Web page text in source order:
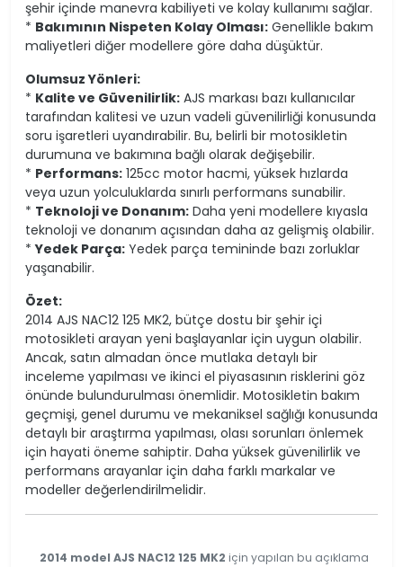
şehir içinde manevra kabiliyeti ve kolay kullanımı sağlar.
* Bakımının Nispeten Kolay Olması: Genellikle bakım
maliyetleri diğer modellere göre daha düşüktür.
Olumsuz Yönleri:
* Kalite ve Güvenilirlik: AJS markası bazı kullanıcılar
tarafından kalitesi ve uzun vadeli güvenilirliği konusunda
soru işaretleri uyandırabilir. Bu, belirli bir motosikletin
durumuna ve bakımına bağlı olarak değişebilir.
* Performans: 125cc motor hacmi, yüksek hızlarda
veya uzun yolculuklarda sınırlı performans sunabilir.
* Teknoloji ve Donanım: Daha yeni modellere kıyasla
teknoloji ve donanım açısından daha az gelişmiş olabilir.
*Yedek Parça: Yedek parça temininde bazı zorluklar
yaşanabilir.
Özet:
2014 AJS NAC12 125 MK2, bütçe dostu bir şehir içi
motosikleti arayan yeni başlayanlar için uygun olabilir.
Ancak, satın almadan önce mutlaka detaylı bir
inceleme yapılması ve ikinci el piyasasının risklerini göz
önünde bulundurulması önemlidir. Motosikletin bakım
geçmişi, genel durumu ve mekaniksel sağlığı konusunda
detaylı bir araştırma yapılması, olası sorunları önlemek
için hayati öneme sahiptir. Daha yüksek güvenilirlik ve
performans arayanlar için daha farklı markalar ve
modeller değerlendirilmelidir.
2014 model AJS NAC12 125 MK2 için yapılan bu açıklama